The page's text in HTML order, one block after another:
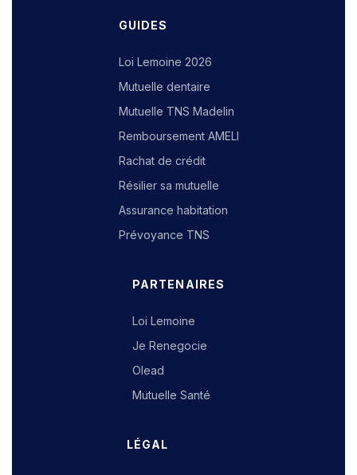
GUIDES
Loi Lemoine 2026
Mutuelle dentaire
Mutuelle TNS Madelin
Remboursement AMELI
Rachat de crédit
Résilier sa mutuelle
Assurance habitation
Prévoyance TNS
PARTENAIRES
Loi Lemoine
Je Renegocie
Olead
Mutuelle Santé
LÉGAL